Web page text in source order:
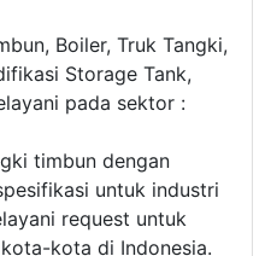
Boiler, Truk Tangki,
Storage Tank,
pada sektor :
timbun dengan
untuk industri
request untuk
kota di Indonesia.